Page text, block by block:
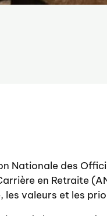
Nationale des
en Retraite
les valeurs et les